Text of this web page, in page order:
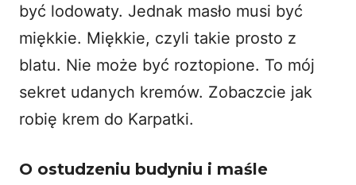
być lodowaty. Jednak masło musi być
miękkie. Miękkie, czyli takie prosto z
blatu. Nie może być roztopione. To mój
sekret udanych kremów. Zobaczcie jak
robię krem do Karpatki.
O ostudzeniu budyniu i maśle